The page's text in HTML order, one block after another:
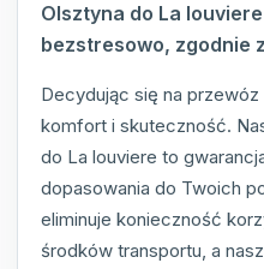
Olsztyna do La
bezstresowo, zgodnie
Decydując się na
komfort i skuteczność.
do La louviere to
dopasowania do Twoich
eliminuje konieczność
środków transportu, a